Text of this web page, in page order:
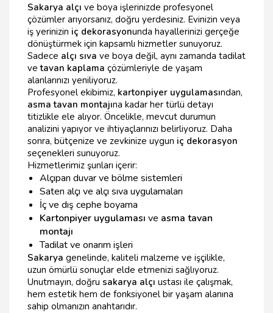
Sakarya alçı ve boya işlerinizde profesyonel
çözümler arıyorsanız, doğru yerdesiniz. Evinizin veya
iş yerinizin iç dekorasyonunda hayallerinizi gerçeğe
dönüştürmek için kapsamlı hizmetler sunuyoruz.
Sadece alçı sıva ve boya değil, aynı zamanda tadilat
vetavan kaplama çözümleriyle de yaşam
alanlarınızı yeniliyoruz.
Profesyonel ekibimiz, kartonpiyer uygulamasından,
asma tavan montajına kadar her türlü detayı
titizlikle ele alıyor. Öncelikle, mevcut durumun
analizini yapıyor ve ihtiyaçlarınızı belirliyoruz. Daha
sonra, bütçenize ve zevkinize uygun iç dekorasyon
seçenekleri sunuyoruz.
Hizmetlerimiz şunları içerir:
Alçıpan duvar ve bölme sistemleri
Saten alçı ve alçı sıva uygulamaları
İç ve dış cephe boyama
Kartonpiyer uygulaması ve asma tavan
montajı
Tadilat ve onarım işleri
Sakarya genelinde, kaliteli malzeme ve işçilikle,
uzun ömürlü sonuçlar elde etmenizi sağlıyoruz.
Unutmayın, doğru sakarya alçı ustası ile çalışmak,
hem estetik hem de fonksiyonel bir yaşam alanına
sahip olmanızın anahtarıdır.